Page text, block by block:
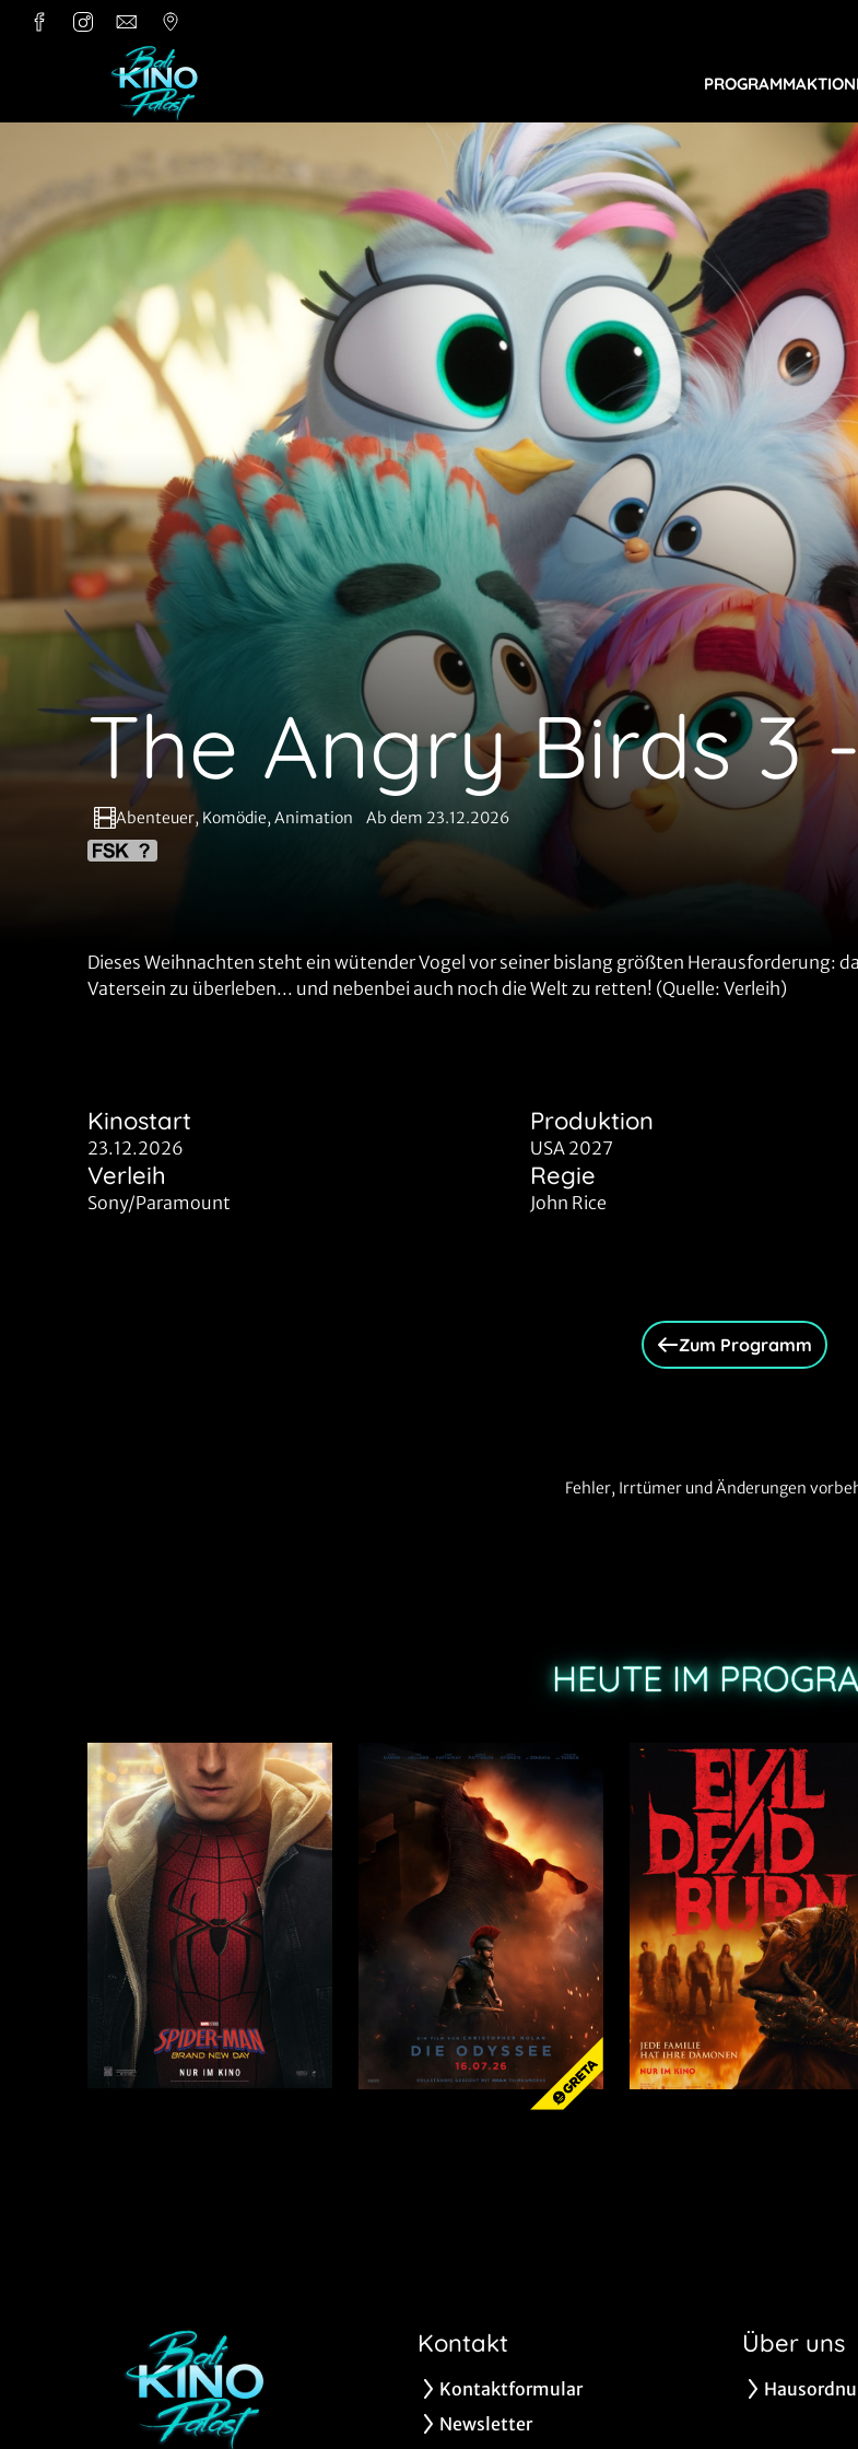
Zum Hauptinhalt springen
PROGRAMM
The Angry Birds 3
Abenteuer, Komödie, Animation Ab dem 23.12.2026
Dieses Weihnachten steht ein wütender Vogel vor seiner bislang größten Herausforderung:
Vatersein zu überleben... und nebenbei auch noch die Welt zu retten! (Quelle: Verleih)
Kinostart
23.12.2026
Produktion
USA 2027
Verleih
Sony/Paramount
Regie
John Rice
Zum Programm
Fehler, Irrtümer und Änderungen
HEUTE IM
Kontakt
Kontaktformular
Newsletter
Über uns